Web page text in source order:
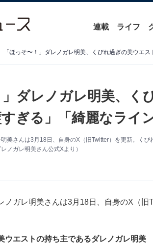
連載 ライフ
「ほっそ〜！」ダレノガレ明美、くびれ過ぎの美ウエ
」ダレノガレ明美、く
すぎる」「綺麗なライ
美さんは3月18日、自身のX（旧Twitter）を更新。く
ノガレ明美さん公式Xより）
ノガレ明美さんは3月18日、自身のX（
ウエストの持ち主であるダレノガレ明美